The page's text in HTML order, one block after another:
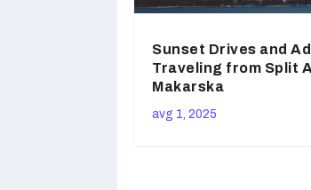
Sunset Drives and
Traveling from Split
Makarska
avg 1, 2025